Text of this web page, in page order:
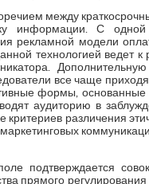
между
информации. С одной
рекламной модели
технологией ведет
все чаще
формы, основанные
аудиторию в
различения
подтверждается
прямого регулирования